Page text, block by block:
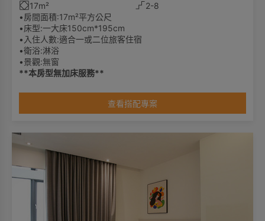
17m²
2-8
•房間面積:17m²平方公尺
•床型:一大床150cm*195cm
•入住人數:適合一或二位旅客住宿
•衛浴:淋浴
•景觀:無窗
**本房型無加床服務**
查看搭配專案